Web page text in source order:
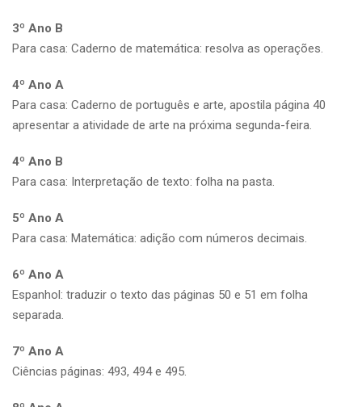
3º Ano B
Para casa: Caderno de matemática: resolva as operações.
4º Ano A
Para casa: Caderno de português e arte, apostila página 40
apresentar a atividade de arte na próxima segunda-feira.
4º Ano B
Para casa: Interpretação de texto: folha na pasta.
5º Ano A
Para casa: Matemática: adição com números decimais.
6º Ano A
Espanhol: traduzir o texto das páginas 50 e 51 em folha
separada.
7º Ano A
Ciências páginas: 493, 494 e 495.